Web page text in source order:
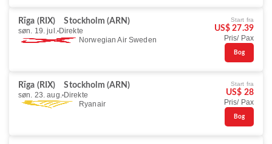
Rīga (RIX)
Stockholm (ARN)
søn. 19. jul. Direkte
Norwegian Air Sweden
Start fra
US$ 27.39
Pris/ Pax
Bog
Rīga (RIX)
Stockholm (ARN)
søn. 23. aug. Direkte
Ryanair
Start fra
US$ 28
Pris/ Pax
Bog